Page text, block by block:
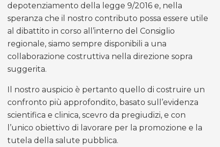
depotenziamento della legge 9/2016 e, nella
speranza che il nostro contributo possa essere utile
al dibattito in corso all’interno del Consiglio
regionale, siamo sempre disponibili a una
collaborazione costruttiva nella direzione sopra
suggerita.
Il nostro auspicio è pertanto quello di costruire un
confronto più approfondito, basato sull’evidenza
scientifica e clinica, scevro da pregiudizi, e con
l’unico obiettivo di lavorare per la promozione e la
tutela della salute pubblica.